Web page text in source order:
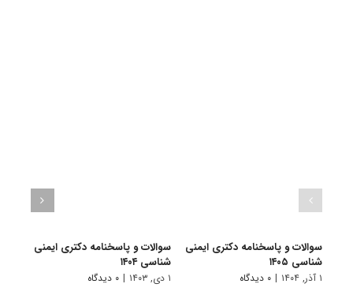
سوالات و پاسخنامه دکتری ایمنی
شناسی ۱۴۰۵
۱ آذر, ۱۴۰۴ | ۰ دیدگاه
سوالات و پاسخنامه دکتری ایمنی
شناسی ۱۴۰۴
۱ دی, ۱۴۰۳ | ۰ دیدگاه